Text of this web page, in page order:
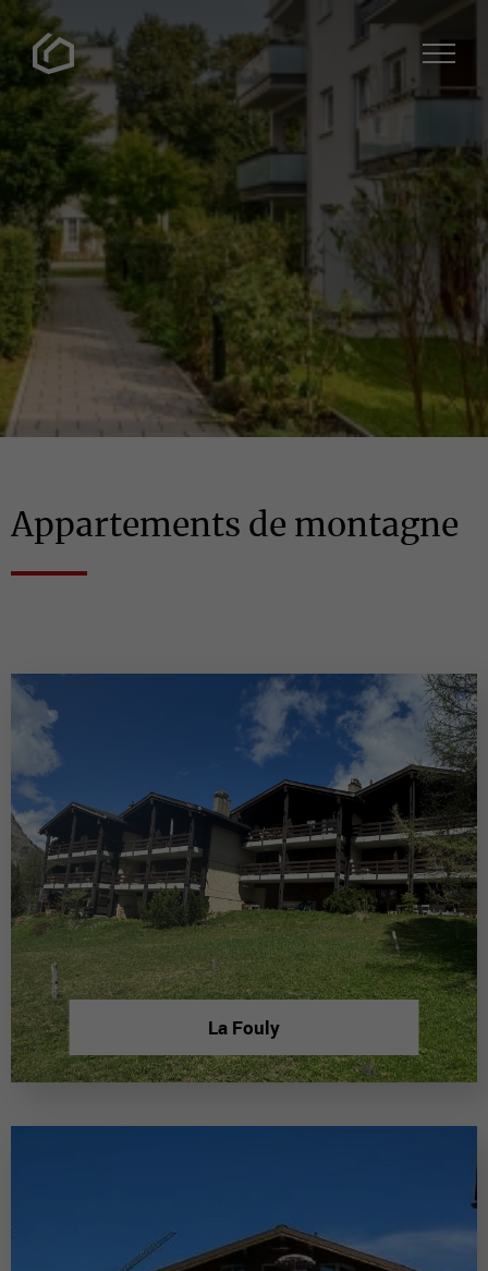
Appartements de montagne
La Fouly